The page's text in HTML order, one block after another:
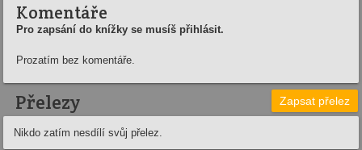
Komentáře
Pro zapsání do knížky se musíš přihlásit.
Prozatím bez komentáře.
Přelezy Zapsat přelez
Nikdo zatím nesdílí svůj přelez.